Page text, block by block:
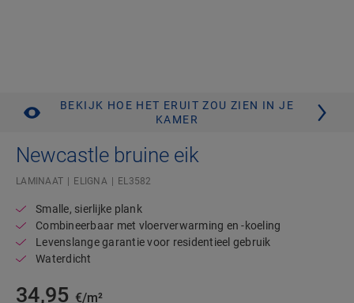
BEKIJK HOE HET ERUIT ZOU ZIEN IN JE
KAMER
Newcastle bruine eik
LAMINAAT ELIGNA EL3582
Smalle, sierlijke plank
Combineerbaar met vloerverwarming en -koeling
Levenslange garantie voor residentieel gebruik
Waterdicht
34,95 €/m²